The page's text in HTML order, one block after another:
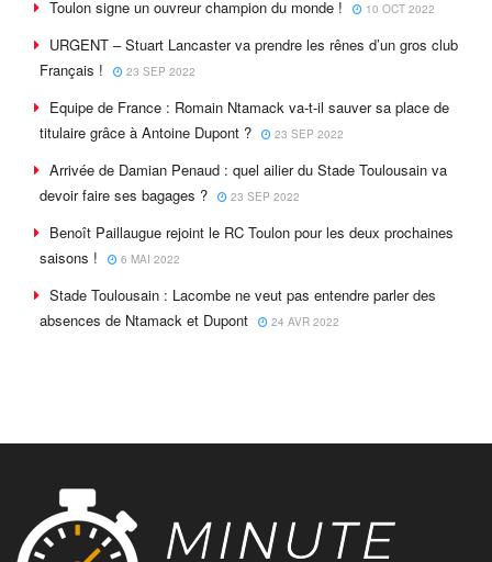
Toulon signe un ouvreur champion du monde ! 10 OCT 2022
URGENT – Stuart Lancaster va prendre les rênes d’un gros club
Français !
23 SEP 2022
Equipe de France : Romain Ntamack va-t-il sauver sa place de
titulaire grâce à Antoine Dupont ?
23 SEP 2022
Arrivée de Damian Penaud : quel ailier du Stade Toulousain va
devoir faire ses bagages ?
23 SEP 2022
Benoît Paillaugue rejoint le RC Toulon pour les deux prochaines
saisons !
6 MAI 2022
Stade Toulousain : Lacombe ne veut pas entendre parler des
absences de Ntamack et Dupont
24 AVR 2022